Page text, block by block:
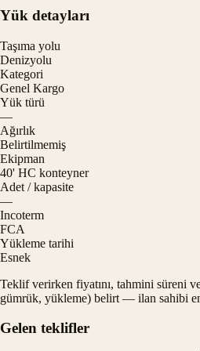
Yük detayları
Taşıma yolu
Denizyolu
Kategori
Genel Kargo
Yük türü
—
Ağırlık
Belirtilmemiş
Ekipman
40' HC konteyner
Adet / kapasite
—
Incoterm
FCA
Yükleme tarihi
Esnek
Teklif verirken fiyatını, tahmini süreni
gümrük, yükleme) belirt — ilan sahibi
Gelen teklifler